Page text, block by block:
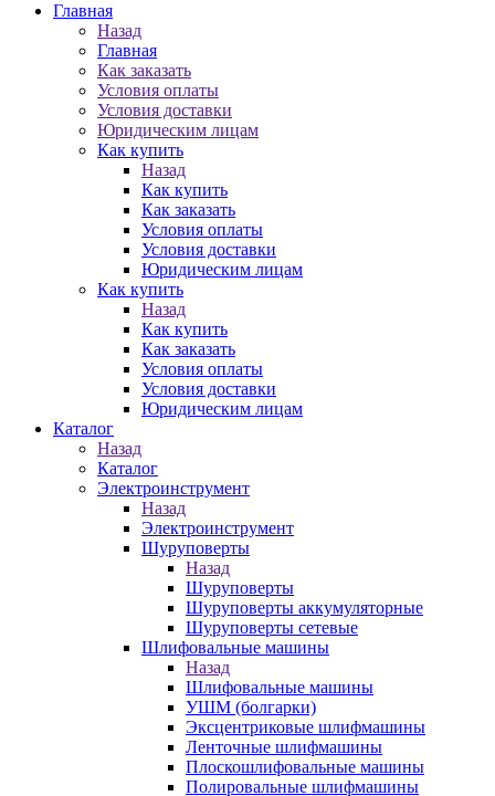
Главная
Назад
Главная
Как заказать
Условия оплаты
Условия доставки
Юридическим лицам
Как купить
Назад
Как купить
Как заказать
Условия оплаты
Условия доставки
Юридическим лицам
Как купить
Назад
Как купить
Как заказать
Условия оплаты
Условия доставки
Юридическим лицам
Каталог
Назад
Каталог
Электроинструмент
Назад
Электроинструмент
Шуруповерты
Назад
Шуруповерты
Шуруповерты аккумуляторные
Шуруповерты сетевые
Шлифовальные машины
Назад
Шлифовальные машины
УШМ (болгарки)
Эксцентриковые шлифмашины
Ленточные шлифмашины
Плоскошлифовальные машины
Полировальные шлифмашины